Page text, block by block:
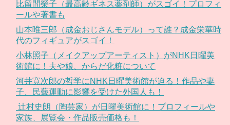
比留間榮子（最高齢ギネス薬剤師）がスゴイ！プロフィ
ールや著書も
山本唯三郎（成金おじさんモデル）って誰？成金栄華時
代のフィギュアがスゴイ！
小林照子（メイクアップアーティスト）がNHK日曜美
術館に！夫や娘、からだ化粧について
河井寛次郎の哲学にNHK日曜美術館が迫る！作品や妻
子、民藝運動に影響を受けた外国人も！
辻村史朗（陶芸家）が日曜美術館に！プロフィールや
家族、展覧会・作品販売価格も！